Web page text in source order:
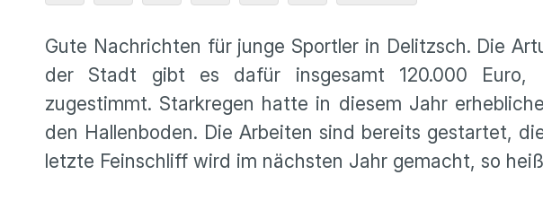
Gute Nachrichten für junge Sportler in Delitzsch. Die
der Stadt gibt es dafür insgesamt 120.000 Euro,
zugestimmt. Starkregen hatte in diesem Jahr
den Hallenboden. Die Arbeiten sind bereits gestartet,
letzte Feinschliff wird im nächsten Jahr gemacht, so